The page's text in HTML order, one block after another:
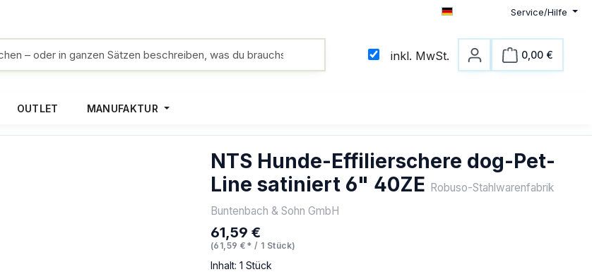
Service/Hilfe
inkl. MwSt. 0,00 €
OUTLET MANUFAKTUR
NTS Hunde-Effilierschere dog-Pet-
Line satiniert 6" 40ZE Robuso-Stahlwarenfabrik
Buntenbach & Sohn GmbH
Regulärer Preis:
61,59 €
(61,59 €* / 1 Stück)
Inhalt: 1 Stück